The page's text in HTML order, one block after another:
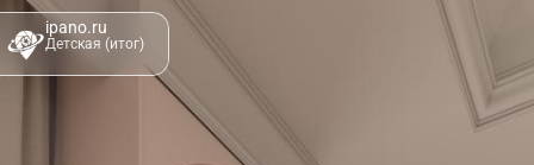
ipano.ru
Детская (итог)